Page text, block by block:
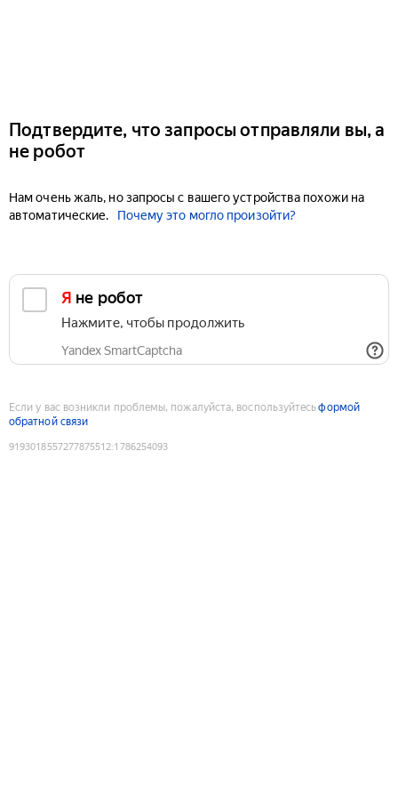
Подтвердите, что запросы отправляли вы, а
не робот
Нам очень жаль, но запросы с вашего устройства похожи на
автоматические.
Почему это могло произойти?
Я не робот
Нажмите, чтобы продолжить
Yandex SmartCaptcha
Если у вас возникли проблемы, пожалуйста, воспользуйтесьформой
обратной связи
9193018557277875512:1786254093